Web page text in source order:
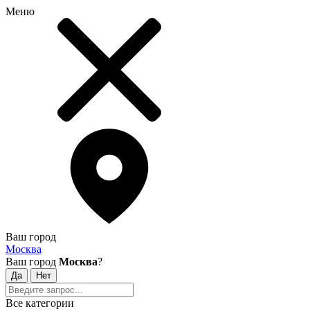
Меню
Ваш город
Москва
Ваш город Москва?
Все категории